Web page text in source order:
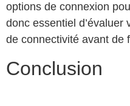
options de connexion
donc essentiel d’évaluer
de connectivité avant de
Conclusion